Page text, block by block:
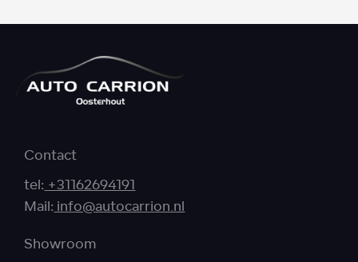
Contact
tel:+31162694191
Mail:info@autocarrion.nl
Showroom